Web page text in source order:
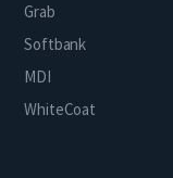
Grab
Softbank
MDI
WhiteCoat